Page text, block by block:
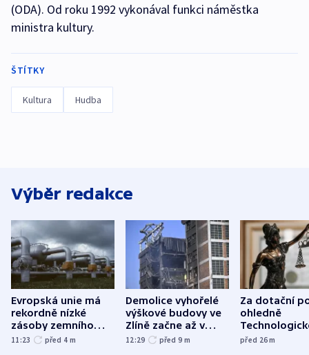
(ODA). Od roku 1992 vykonával funkci náměstka
ministra kultury.
ŠTÍTKY
Kultura Hudba
Výběr redakce
Evropská unie má
rekordně nízké
zásoby zemního
plynu
11:23 před 4 m
Demolice vyhořelé
výškové budovy ve
Zlíně začne až v
následujících dnech
12:29 před 9 m
Za dotační
ohledně
parku poslal
před 26m